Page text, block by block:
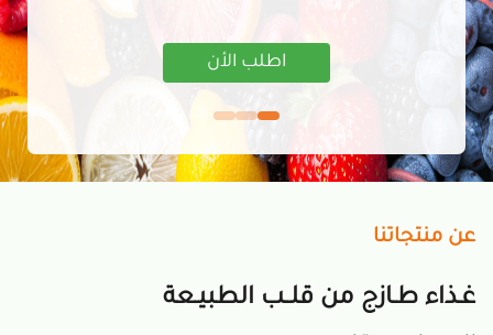
اطلب الأن
عن منتجاتنا
غـذاء طـازج من قلــب الطبيـعة